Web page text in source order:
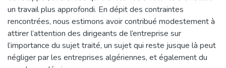
un travail plus approfondi. En dépit des contraintes
rencontrées, nous estimons avoir contribué modestement à
attirer l’attention des dirigeants de l’entreprise sur
l’importance du sujet traité, un sujet qui reste jusque là peut
négliger par les entreprises algériennes, et également du